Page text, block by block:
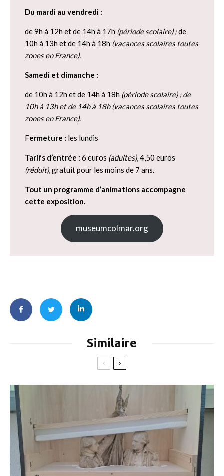
Du mardi au vendredi :
de 9h à 12h et de 14h à 17h (période scolaire) ;de
10h à 13h et de 14h à 18h (vacances scolaires toutes
zones en France).
Samedi et dimanche :
de 10h à 12h et de 14h à 18h (période scolaire) ; de
10h à 13h et de 14h à 18h (vacances scolaires toutes
zones en France).
Fermeture : les lundis
Tarifs d’entrée : 6 euros (adultes), 4,50 euros
(réduit), gratuit pour les moins de 7 ans.
Tout un programme d’animations accompagne
cette exposition.
museumcolmar.org
Similaire